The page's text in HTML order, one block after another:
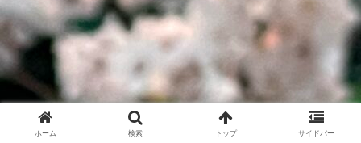
ホーム 検索 トップ サイドバー